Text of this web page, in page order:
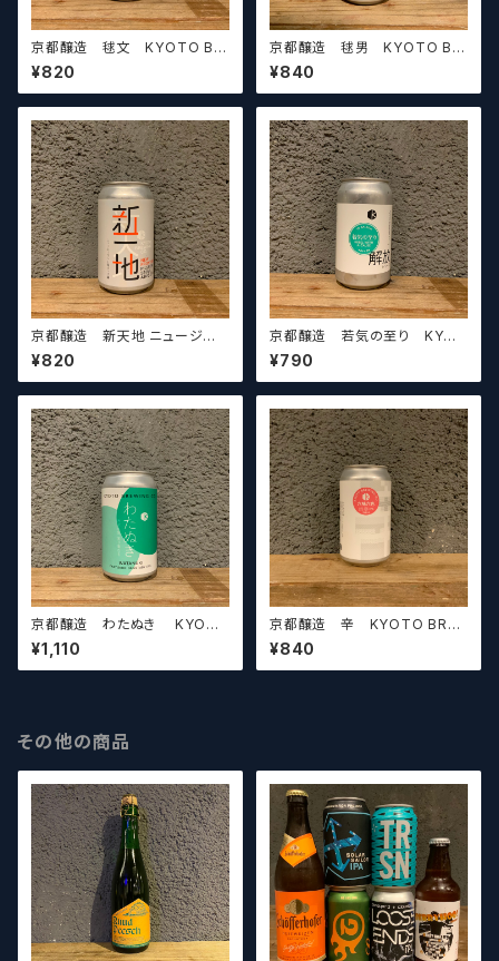
京都醸造 毬文 KYOTO BR
EWING CO. (MARIFUMI) 【ク
ラフトビールシザーズ】
¥820
京都醸造 毬男 KYOTO BR
EWING CO. (MARIO)【クラフ
トビールシザーズ】
¥840
京都醸造 新天地 ニュージーラ
ンド産ホップ編 KYOTO BRE
WING CO. (NEW FRONTIE
R) 【クラフトビールシザーズ】
¥820
京都醸造 若気の至り KYOT
O BREWING CO. (REBEL WI
TH A CAUSE)【クラフトビール
シザーズ】
¥790
京都醸造 わたぬき KYOTO
BREWING CO. (WATANUKI)
【クラフトビールシザーズ】
¥1,110
京都醸造 辛 KYOTO BRE
WING CO. (SHIN)【クラフトビ
ールシザーズ】
¥840
その他の商品